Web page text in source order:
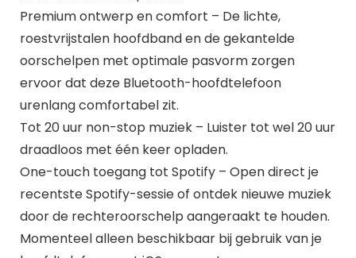
Premium ontwerp en comfort – De lichte,
roestvrijstalen hoofdband en de gekantelde
oorschelpen met optimale pasvorm zorgen
ervoor dat deze Bluetooth-hoofdtelefoon
urenlang comfortabel zit.
Tot 20 uur non-stop muziek – Luister tot wel 20 uur
draadloos met één keer opladen.
One-touch toegang tot Spotify – Open direct je
recentste Spotify-sessie of ontdek nieuwe muziek
door de rechteroorschelp aangeraakt te houden.
Momenteel alleen beschikbaar bij gebruik van je